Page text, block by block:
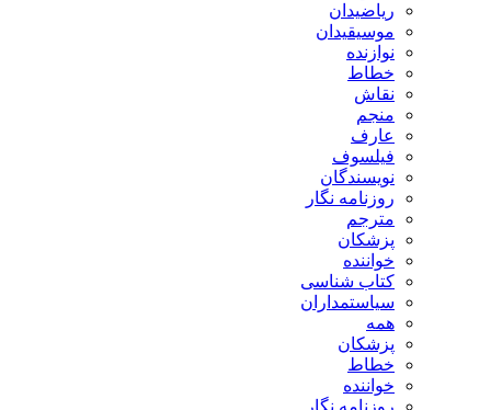
ریاضیدان
موسیقیدان
نوازنده
خطاط
نقاش
منجم
عارف
فیلسوف
نویسندگان
روزنامه نگار
مترجم
پزشکان
خواننده
کتاب شناسی
سیاستمداران
همه
پزشکان
خطاط
خواننده
روزنامه نگار